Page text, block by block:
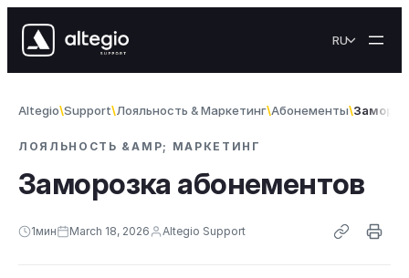
RU
Altegio Support Лояльность & Maркетинг Абонементы
ЛОЯЛЬНОСТЬ &AMP; MAРКЕТИНГ
Заморозка абонементов
1мин March 18, 2026 Altegio Support